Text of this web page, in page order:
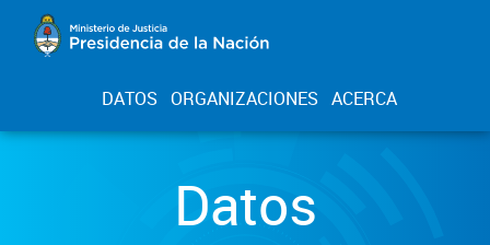
DATOS ORGANIZACIONES ACERCA
Datos